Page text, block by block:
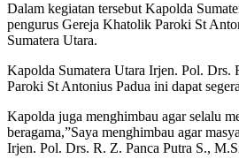
Dalam kegiatan tersebut Kapolda
pengurus Gereja Khatolik Paroki St
Sumatera Utara.
Kapolda Sumatera Utara Irjen. Pol. Drs.
Paroki St Antonius Padua ini dapat
Kapolda juga menghimbau agar selalu
beragama,”Saya menghimbau agar
Irjen. Pol. Drs. R. Z. Panca Putra S.,